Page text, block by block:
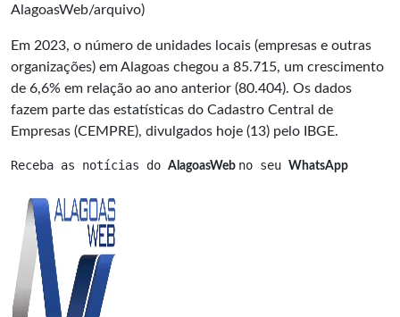
AlagoasWeb/arquivo)
Em 2023, o número de unidades locais (empresas e outras
organizações) em Alagoas chegou a 85.715, um crescimento
de 6,6% em relação ao ano anterior (80.404). Os dados
fazem parte das estatísticas do Cadastro Central de
Empresas (CEMPRE), divulgados hoje (13) pelo IBGE.
Receba as notícias do AlagoasWeb no seu WhatsApp